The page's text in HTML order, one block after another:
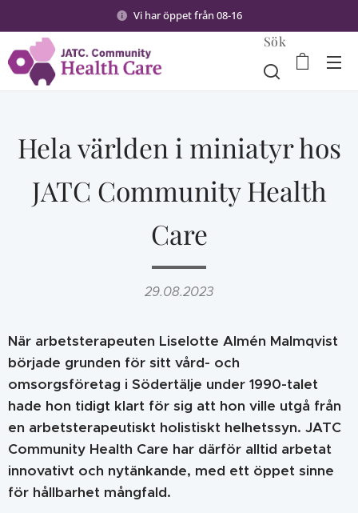
Vi har öppet från 08-16
Sök
Hela världen i miniatyr hos
JATC Community Health
Care
29.08.2023
När arbetsterapeuten Liselotte Almén Malmqvist
började grunden för sitt vård- och
omsorgsföretag i Södertälje under 1990-talet
hade hon tidigt klart för sig att hon ville utgå från
en arbetsterapeutiskt holistiskt helhetssyn. JATC
Community Health Care har därför alltid arbetat
innovativt och nytänkande, med ett öppet sinne
för hållbarhet mångfald.